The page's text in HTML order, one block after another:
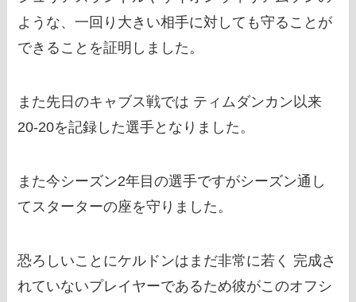
ような、一回り大きい相手に対しても守ることが
できることを証明しました。
また先日のキャブス戦では ティムダンカン以来
20-20を記録した選手となりました。
また今シーズン2年目の選手ですがシーズン通し
てスターターの座を守りました。
恐ろしいことにケルドンはまだ非常に若く 完成さ
れていないプレイヤーであるため彼がこのオフシ